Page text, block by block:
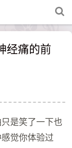
经痛的前
是笑了一下也
觉你体验过